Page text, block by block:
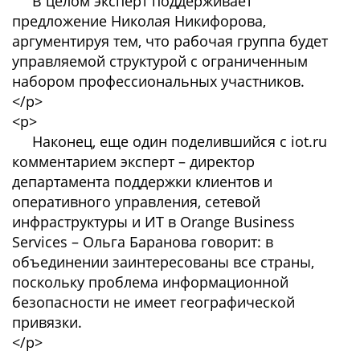
предложение Николая Никифорова,
аргументируя тем, что рабочая группа будет
управляемой структурой с ограниченным
набором профессиональных участников.
</p>
<p>
Наконец, еще один поделившийся с iot.ru
комментарием эксперт – директор
департамента поддержки клиентов и
оперативного управления, сетевой
инфраструктуры и ИТ в Orange Business
Services – Ольга Баранова говорит: в
объединении заинтересованы все страны,
поскольку проблема информационной
безопасности не имеет географической
привязки.
</p>